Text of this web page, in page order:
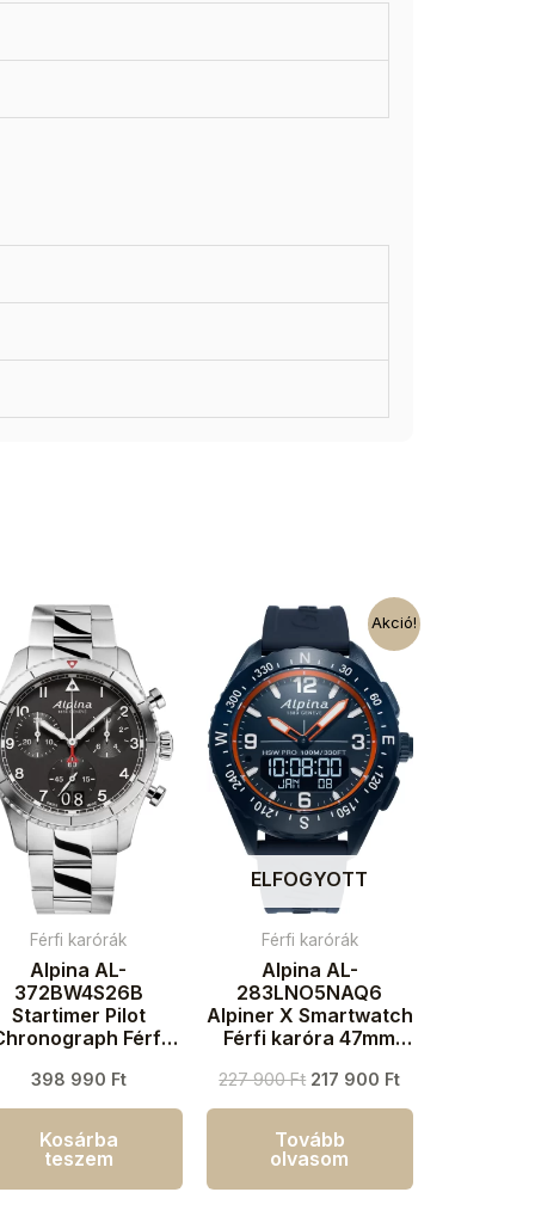
Férfi karórák
Alpina AL-
372BW4S26B
Startimer Pilot
Férfi
398 990 Ft
Kosárba
teszem
Akció!
ELFOGYOTT
Férfi karórák
Alpina AL-
283LNO5NAQ6
Alpiner X Smartwatch
Férfi karóra 47mm
227 900Ft 217 900 Ft
Tovább
olvasom